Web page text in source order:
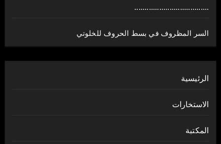
....................................
السر المظروف في بسط الحروف للخلوتي
الرئيسية
الاستخارات
المكتبة